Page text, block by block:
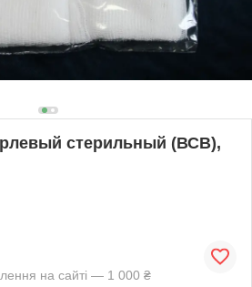
стерильный (ВСВ),
на сайті — 1 000 ₴